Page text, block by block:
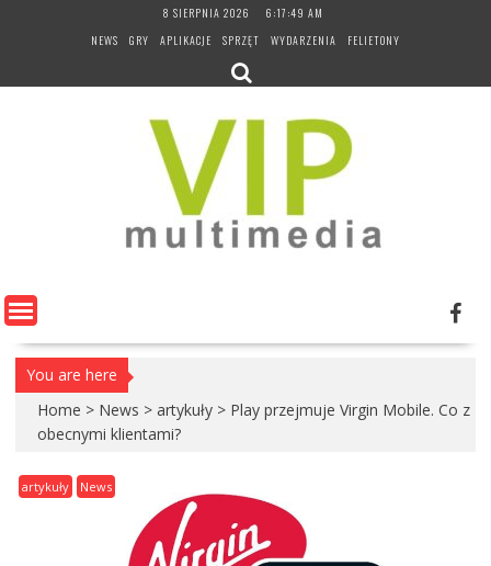
8 SIERPNIA 2026
6:17:50 AM
NEWS
GRY APLIKACJE SPRZĘT WYDARZENIA FELIETONY
You are here
Home > News > artykuły > Play przejmuje Virgin Mobile. Co z
obecnymi klientami?
artykuły News